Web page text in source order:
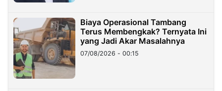
Biaya Operasional Tambang
Terus Membengkak? Ternyata Ini
yang Jadi Akar Masalahnya
07/08/2026 - 00:15